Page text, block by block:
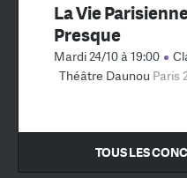
La Vie
Presque
Mardi 24/10 à 19:00
Théâtre Daunou Paris
TOUS LES